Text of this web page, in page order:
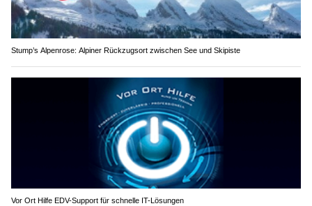
Stump’s Alpenrose: Alpiner Rückzugsort zwischen See und Skipiste
Vor Ort Hilfe EDV-Support für schnelle IT-Lösungen